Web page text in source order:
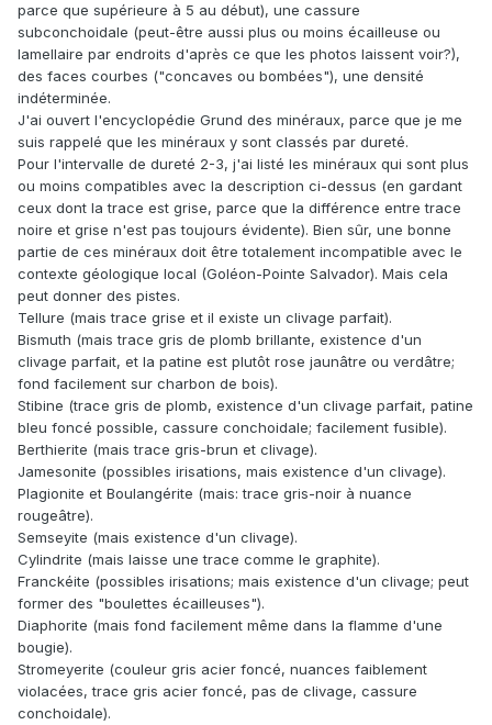
parce que supérieure à 5 au début), une cassure
subconchoidale (peut-être aussi plus ou moins écailleuse ou
lamellaire par endroits d'après ce que les photos laissent voir?),
des faces courbes ("concaves ou bombées"), une densité
indéterminée.
J'ai ouvert l'encyclopédie Grund des minéraux, parce que je me
suis rappelé que les minéraux y sont classés par dureté.
Pour l'intervalle de dureté 2-3, j'ai listé les minéraux qui sont plus
ou moins compatibles avec la description ci-dessus (en gardant
ceux dont la trace est grise, parce que la différence entre trace
noire et grise n'est pas toujours évidente). Bien sûr, une bonne
partie de ces minéraux doit être totalement incompatible avec le
contexte géologique local (Goléon-Pointe Salvador). Mais cela
peut donner des pistes.
Tellure (mais trace grise et il existe un clivage parfait).
Bismuth (mais trace gris de plomb brillante, existence d'un
clivage parfait, et la patine est plutôt rose jaunâtre ou verdâtre;
fond facilement sur charbon de bois).
Stibine (trace gris de plomb, existence d'un clivage parfait, patine
bleu foncé possible, cassure conchoidale; facilement fusible).
Berthierite (mais trace gris-brun et clivage).
Jamesonite (possibles irisations, mais existence d'un clivage).
Plagionite et Boulangérite (mais: trace gris-noir à nuance
rougeâtre).
Semseyite (mais existence d'un clivage).
Cylindrite (mais laisse une trace comme le graphite).
Franckéite (possibles irisations; mais existence d'un clivage; peut
former des "boulettes écailleuses").
Diaphorite (mais fond facilement même dans la flamme d'une
bougie).
Stromeyerite (couleur gris acier foncé, nuances faiblement
violacées, trace gris acier foncé, pas de clivage, cassure
conchoidale).